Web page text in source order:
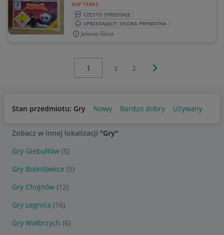
KUP TERAZ
CZĘSTO SPRZEDAJE
SPRZEDAJĄCY: OSOBA PRYWATNA
Jelenia Góra
z 2 Następna strona
Stan przedmiotu: Gry Nowy Bardzo dobry Używany
Zobacz w innej lokalizacji "Gry"
Gry Giebułtów (5)
Gry Bolesławice (5)
Gry Chojnów (12)
Gry Legnica (16)
Gry Wałbrzych (6)